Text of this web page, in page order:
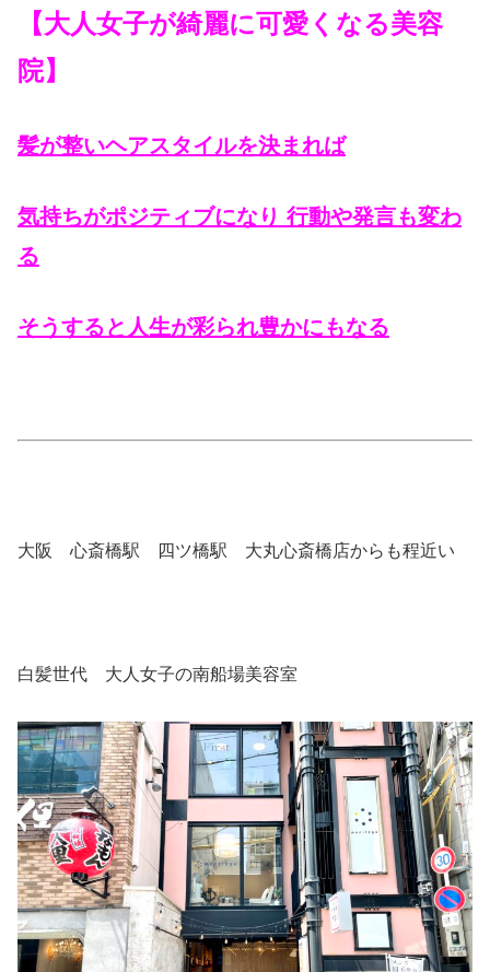
【大人女子が綺麗に可愛くなる美容
院】
髪が整いヘアスタイルを決まれば
気持ちがポジティブになり 行動や発言も変わ
る
そうすると人生が彩られ豊かにもなる
大阪 心斎橋駅 四ツ橋駅 大丸心斎橋店からも程近い
白髪世代 大人女子の南船場美容室